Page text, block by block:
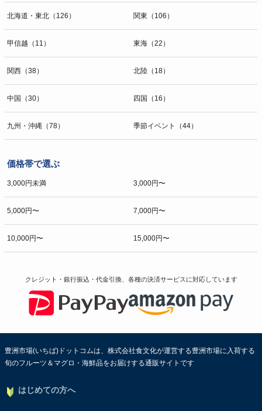
北海道・東北（126） 関東（106）
甲信越（11） 東海（22）
関西（38） 北陸（18）
中国（30） 四国（16）
九州・沖縄（78） 季節イベント（44）
価格帯で選ぶ
3,000円未満 3,000円〜
5,000円〜 7,000円〜
10,000円〜 15,000円〜
クレジット・銀行振込・代金引換、各種の決済サービスに対応しています
豊洲市場(いちば)ドットコムは、株式会社食文化が運営する豊洲市場に入荷する
旬のフルーツ＆マグロ・海鮮品をお届けする通販サイトです
はじめての方へ